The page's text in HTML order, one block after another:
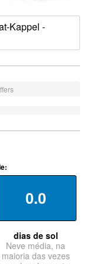
Kappel -
0.0
dias de sol
Neve média, na
maioria das vezes